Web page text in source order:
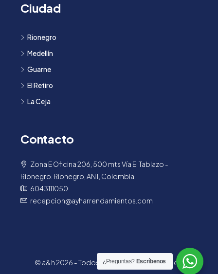
Ciudad
Rionegro
Medellín
Guarne
El Retiro
La Ceja
Contacto
Zona E Oficina 206, 500 mts Vía El Tablazo -
Rionegro. Rionegro, ANT, Colombia.
6043111050
recepcion@ayharrendamientos.com
© a&h 2026 - Todos los derechos reservados.
¿Preguntas? Escríbenos